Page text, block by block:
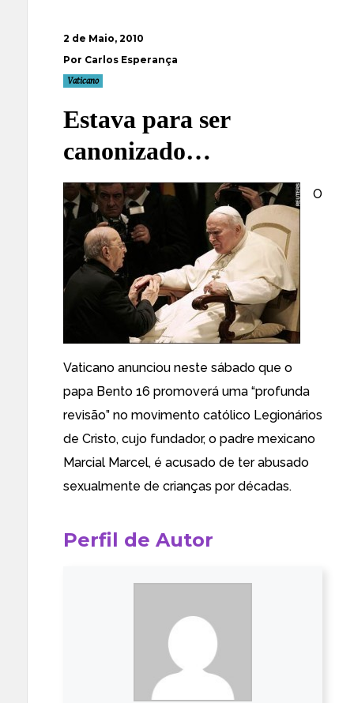
2 de Maio, 2010
Por Carlos Esperança
Vaticano
Estava para ser
canonizado…
O
Vaticano anunciou neste sábado que o
papa Bento 16 promoverá uma “profunda
revisão” no movimento católico Legionários
de Cristo, cujo fundador, o padre mexicano
Marcial Marcel, é acusado de ter abusado
sexualmente de crianças por décadas.
Perfil de Autor